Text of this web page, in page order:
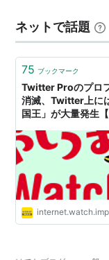
リスト：二文字キ
ネットで話題
75 ブックマーク
Twitter Proのプロ
消滅、Twitter上に
国王」が大量発生